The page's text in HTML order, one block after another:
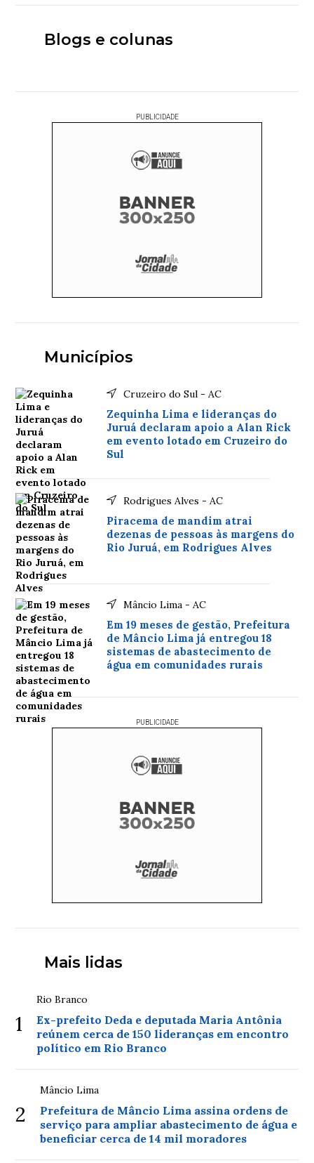
Blogs e colunas
PUBLICIDADE
Municípios
Cruzeiro do Sul - AC
Zequinha Lima e lideranças do
Juruá declaram apoio a Alan Rick
em evento lotado em Cruzeiro do
Sul
Rodrigues Alves - AC
Piracema de mandim atrai
dezenas de pessoas às margens do
Rio Juruá, em Rodrigues Alves
Mâncio Lima - AC
Em 19 meses de gestão, Prefeitura
de Mâncio Lima já entregou 18
sistemas de abastecimento de
água em comunidades rurais
PUBLICIDADE
Mais lidas
1
Rio Branco
Ex-prefeito Deda e deputada Maria Antônia
reúnem cerca de 150 lideranças em encontro
político em Rio Branco
2
Mâncio Lima
Prefeitura de Mâncio Lima assina ordens de
serviço para ampliar abastecimento de água e
beneficiar cerca de 14 mil moradores